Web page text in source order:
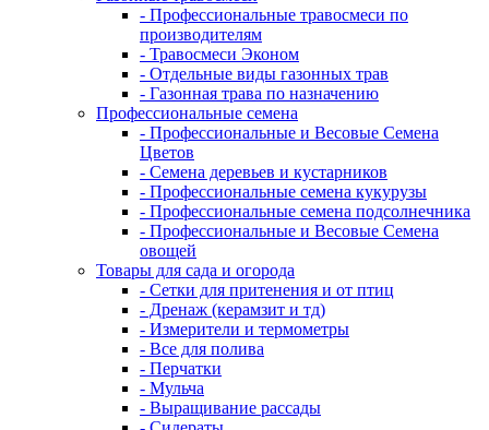
- Профессиональные травосмеси по
производителям
- Травосмеси Эконом
- Отдельные виды газонных трав
- Газонная трава по назначению
Профессиональные семена
- Профессиональные и Весовые Семена
Цветов
- Семена деревьев и кустарников
- Профессиональные семена кукурузы
- Профессиональные семена подсолнечника
- Профессиональные и Весовые Семена
овощей
Товары для сада и огорода
- Сетки для притенения и от птиц
- Дренаж (керамзит и тд)
- Измерители и термометры
- Все для полива
- Перчатки
- Мульча
- Выращивание рассады